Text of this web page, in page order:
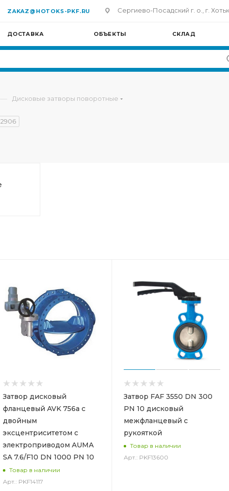
ZAKAZ@HOTOKS-PKF.RU Сергиево-Посадский г. о., г.
ДОСТАВКА ОБЪЕКТЫ СКЛАД
— Дисковые затворы поворотные
2906
Затвор дисковый
фланцевый AVK 756a с
двойным
эксцентриситетом с
электроприводом AUMA
SA 7.6/F10 DN 1000 PN 10
Товар в наличии
Арт.: PKF14117
Затвор FAF 3550 DN 300
PN 10 дисковый
межфланцевый с
рукояткой
Товар в наличии
Арт.: PKF13600